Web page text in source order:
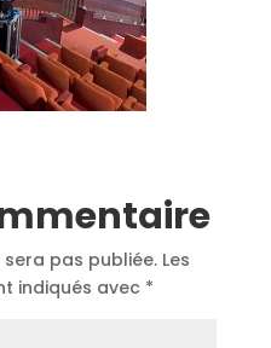
pas publiée. Les
indiqués avec *